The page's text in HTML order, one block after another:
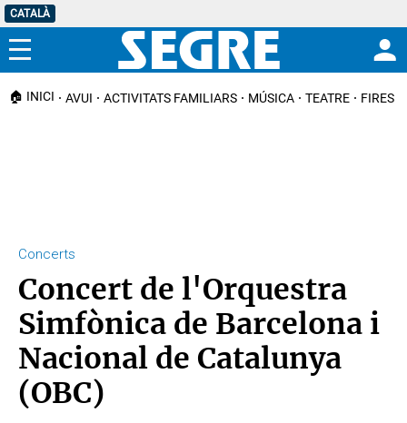
CATALÀ
Menú
🏠 INICI AVUI ACTIVITATS FAMILIARS MÚSICA TEATRE FIRES I
Concerts
Concert de l'Orquestra
Simfònica de Barcelona i
Nacional de Catalunya
(OBC)